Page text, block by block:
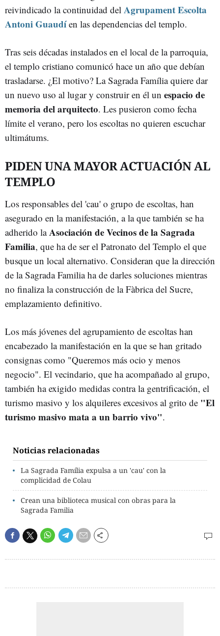
reivindicado la continuidad del Agrupament Escolta
Antoni Guaudíen las dependencias del templo.
Tras seis décadas instalados en el local de la parroquia,
el templo cristiano comunicó hace un año que debían
trasladarse. ¿El motivo? La Sagrada Família quiere dar
un nuevo uso al lugar y construir en él un espacio de
memoria del arquitecto. Les pusieron como fecha
límite el verano, pero los escoltas no quieren escuchar
ultimátums.
PIDEN UNA MAYOR ACTUACIÓN AL
TEMPLO
Los responsables del 'cau' o grupo de escoltas, han
asegurado en la manifestación, a la que también se ha
adherido laAsociación de Vecinos de la Sagrada
Familia, que ha de ser el Patronato del Templo el que
busque un local alternativo. Consideran que la dirección
de la Sagrada Familia ha de darles soluciones mientras
no finaliza la construcción de la Fàbrica del Sucre,
emplazamiento definitivo.
Los más jóvenes del agrupamiento de escoltas han
encabezado la manifestación en la que se han gritado
consignas como "Queremos más ocio y menos
negocio". El vecindario, que ha acompañado al grupo,
también ha exigido medidas contra la gentrificación, el
turismo masivo y los alquileres excesivos al grito de "El
turismo masivo mata a un barrio vivo".
Noticias relacionadas
La Sagrada Família expulsa a un 'cau' con la
complicidad de Colau
Crean una biblioteca musical con obras para la
Sagrada Familia